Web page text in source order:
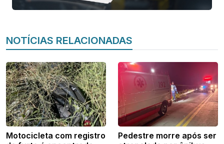
NOTÍCIAS RELACIONADAS
Motocicleta com registro
Pedestre morre após ser